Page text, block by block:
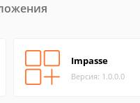
Impasse
Версия: 1.0.0.0